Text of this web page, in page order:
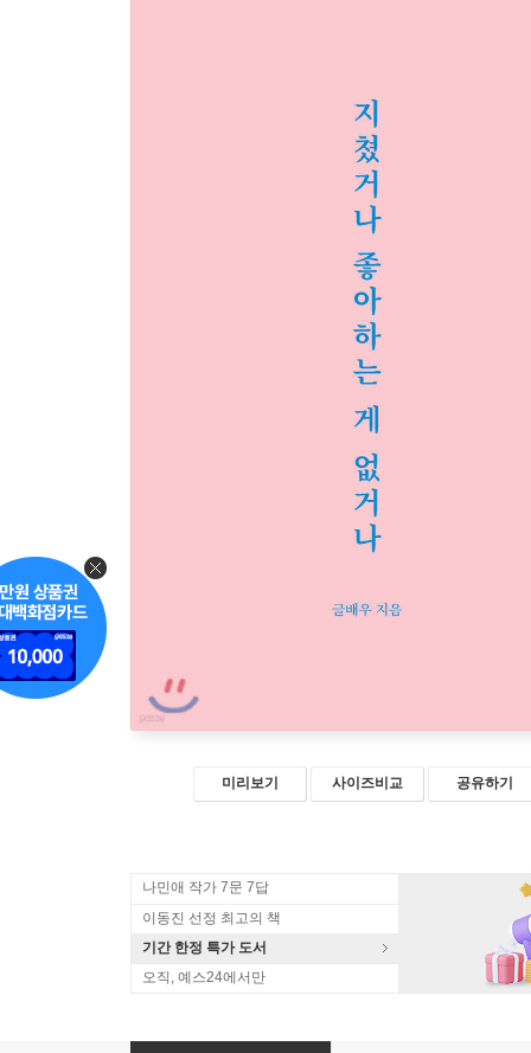
미리보기 사이즈비교 공유하기
나민애 작가 7문 7답
이동진 선정 최고의 책
기간 한정 특가 도서
오직, 예스24에서만